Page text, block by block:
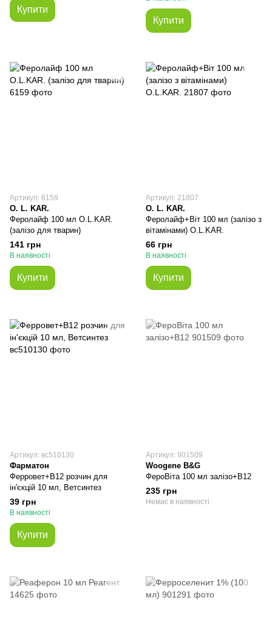
Купити
Купити
Артикул: 6159
O. L. KAR.
Феролайф 100 мл O.L.KAR.
(залізо для тварин)
141 грн
В наявності
Купити
Артикул: 21807
O. L. KAR.
Феролайф+Віт 100 мл (залізо з
вітамінами) O.L.KAR.
66 грн
В наявності
Купити
Артикул: вс510130
Фарматон
Ферровет+B12 розчин для
ін'єкцій 10 мл, Ветсинтез
39 грн
В наявності
Купити
Артикул: 901509
Woogene B&G
ФероВіта 100 мл залізо+В12
235 грн
Немає в наявності